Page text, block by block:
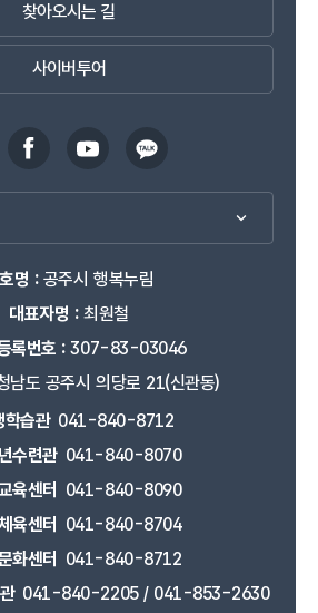
찾아오시는 길
사이버투어
명 :공주시 행복누림
대표자명 :최원철
록번호 :307-83-03046
남도 공주시 의당로 21(신관동)
학습관 041-840-8712
수련관 041-840-8070
육센터
041-840-8090
육센터
041-840-8704
화센터
041-840-8712
041-840-2205 / 041-853-2630